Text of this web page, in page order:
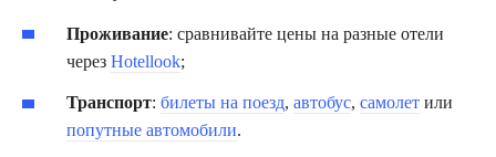
Проживание: сравнивайте цены на разные отели
через Hotellook;
Транспорт: билеты на поезд, автобус, самолет или
попутные автомобили.